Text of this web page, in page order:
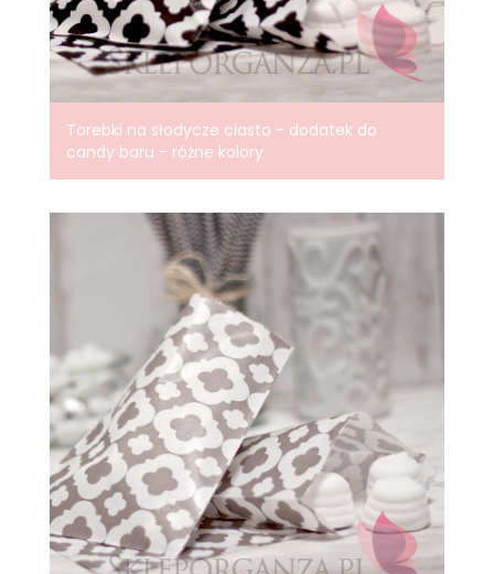
Torebki na słodycze ciasto - dodatek do
candy baru - różne kolory